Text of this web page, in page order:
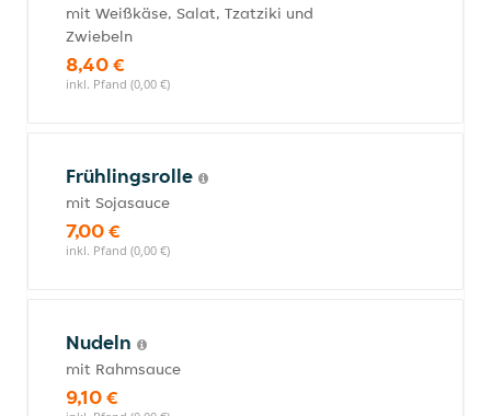
mit Weißkäse, Salat, Tzatziki und
Zwiebeln
8,40 €
inkl. Pfand (0,00 €)
Frühlingsrolle
mit Sojasauce
7,00 €
inkl. Pfand (0,00 €)
Nudeln
mit Rahmsauce
9,10 €